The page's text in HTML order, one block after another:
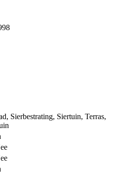
, Sierbestrating, Siertuin, Terras,